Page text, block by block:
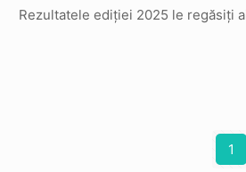
Rezultatele ediției 2025 le regăsiți
1